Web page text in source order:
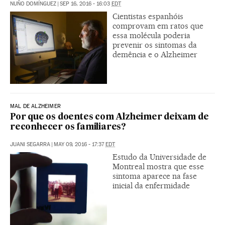
NUÑO DOMÍNGUEZ | SEP 16, 2016 - 16:03 EDT
Cientistas espanhóis
comprovam em ratos que
essa molécula poderia
prevenir os sintomas da
demência e o Alzheimer
MAL DE ALZHEIMER
Por que os doentes com Alzheimer deixam de
reconhecer os familiares?
JUANI SEGARRA MAY 09, 2016 - 17:37 EDT
Estudo da Universidade de
Montreal mostra que esse
sintoma aparece na fase
inicial da enfermidade